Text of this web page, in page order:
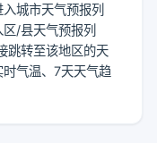
城市天气预报列
/县天气预报列
跳转至该地区的天
气温、7天天气趋